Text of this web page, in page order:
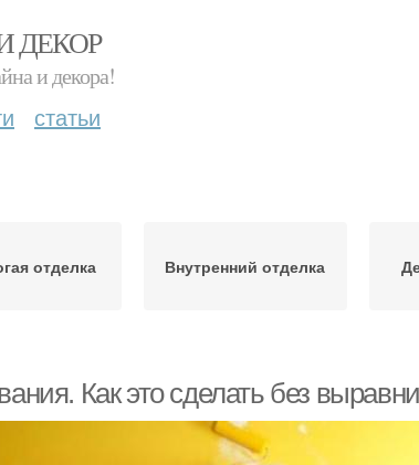
ДЕКОР
и декора!
статьи
отделка Внутренний отделка
Как это сделать без